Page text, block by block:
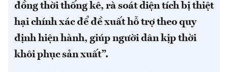
đồng thời thống kê, rà soát diện tích bị thiệt
hại chính xác để đề xuất hỗ trợ theo quy
định hiện hành, giúp người dân kịp thời
khôi phục sản xuất”.